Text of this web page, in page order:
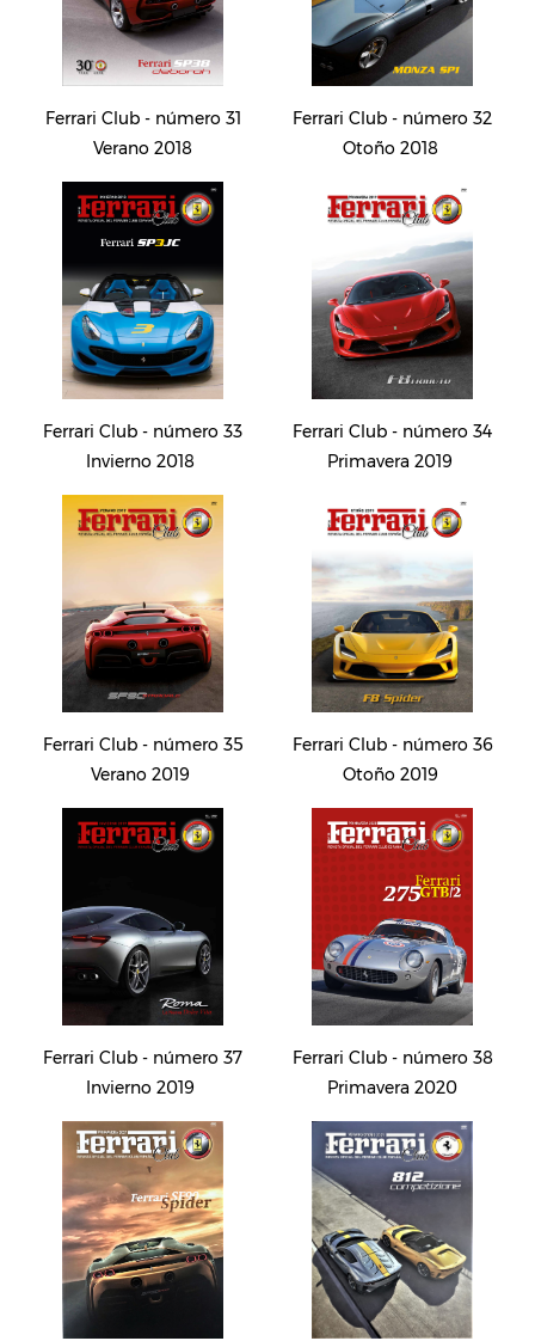
Ferrari Club - número 31
Verano 2018
Ferrari Club - número 32
Otoño 2018
Ferrari Club - número 33
Invierno 2018
Ferrari Club - número 34
Primavera 2019
Ferrari Club - número 35
Verano 2019
Ferrari Club - número 36
Otoño 2019
Ferrari Club - número 37
Invierno 2019
Ferrari Club - número 38
Primavera 2020